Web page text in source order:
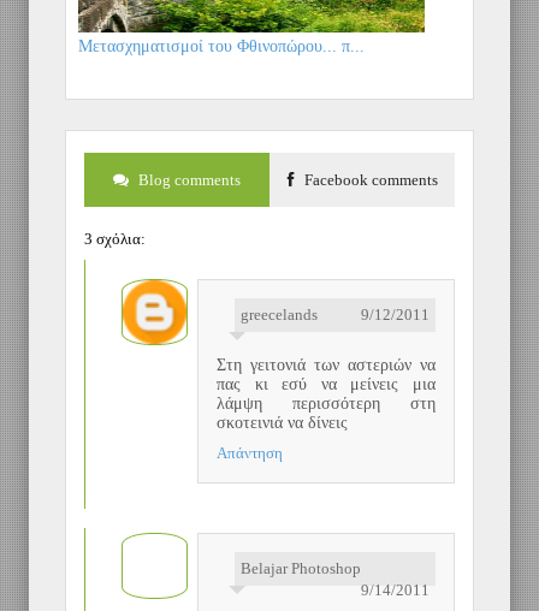
Μετασχηματισμοί του Φθινοπώρου... π...
Blog comments Facebook comments
3 σχόλια:
greecelands 9/12/2011
Στη γειτονιά των αστεριών να
πας κι εσύ να μείνεις μια
λάμψη περισσότερη στη
σκοτεινιά να δίνεις
Απάντηση
Belajar Photoshop
9/14/2011